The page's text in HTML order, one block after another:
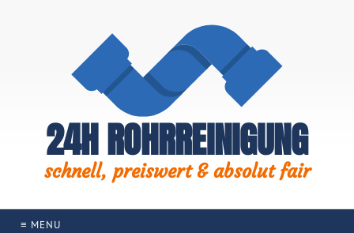
24H ROHRREINIGUNG
schnell, preiswert & absolut fair
≡ MENU